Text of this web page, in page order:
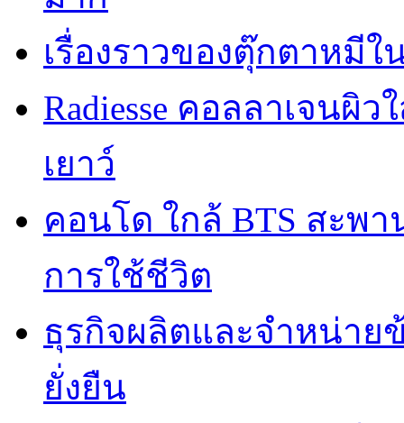
เรื่องราวของตุ๊กตาหมี
Radiesse คอลลาเจนผิ
เยาว์
คอนโด ใกล้ BTS สะพ
การใช้ชีวิต
ธุรกิจผลิตและจำหน่าย
ยั่งยืน